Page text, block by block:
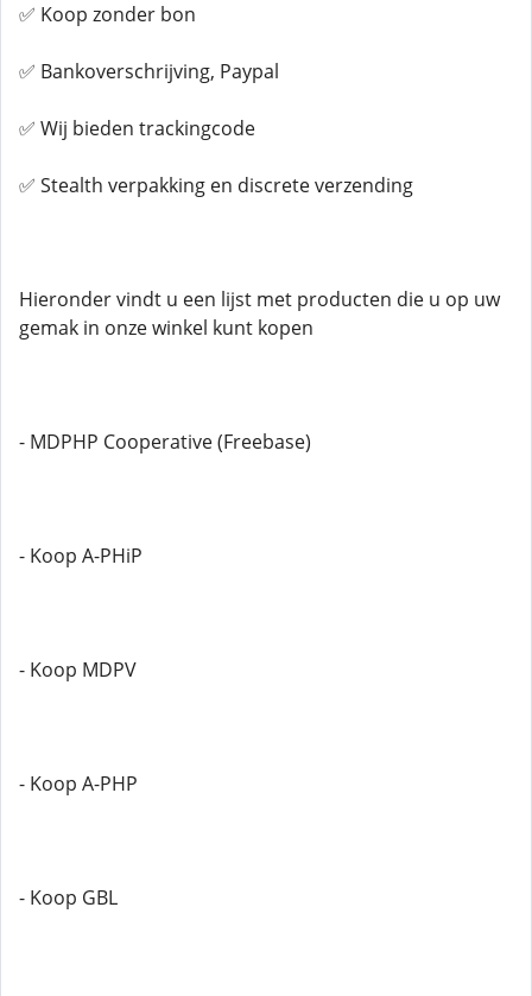
✅ Koop zonder bon
✅ Bankoverschrijving, Paypal
✅ Wij bieden trackingcode
✅ Stealth verpakking en discrete verzending
Hieronder vindt u een lijst met producten die u op uw
gemak in onze winkel kunt kopen
- MDPHP Cooperative (Freebase)
- Koop A-PHiP
- Koop MDPV
- Koop A-PHP
- Koop GBL